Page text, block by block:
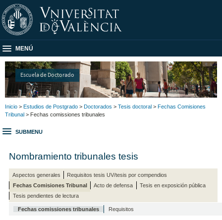
MENÚ
Escuela de Doctorado
Inicio > Estudios de Postgrado > Doctorados > Tesis doctoral > Fechas Comisiones
Tribunal > Fechas comissiones tribunales
SUBMENU
Nombramiento tribunales tesis
Aspectos generales
Requisitos tesis UV/tesis por compendios
Fechas Comisiones Tribunal
Acto de defensa
Tesis en exposición pública
Tesis pendientes de lectura
Fechas comissiones tribunales Requisitos